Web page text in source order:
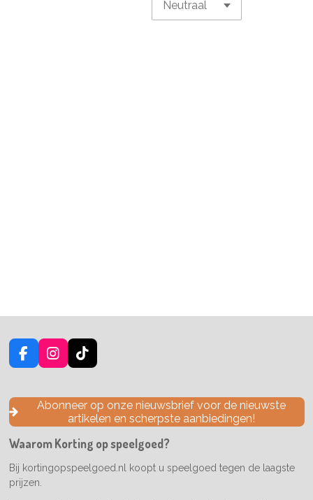
F
a
e
o
k
I
n
t
a
g
a
m
T
i
T
o
k
Abonneer op onze nieuwsbrief voor de nieuwste
artikelen en scherpste aanbiedingen!
Waarom Korting op speelgoed?
Bij kortingopspeelgoed.nl koopt u speelgoed tegen de laagste
prijzen.